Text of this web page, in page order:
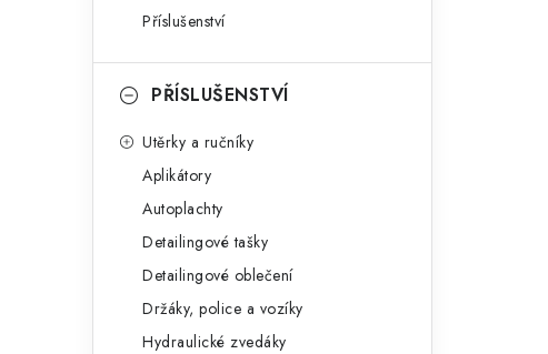
Příslušenství
PŘÍSLUŠENSTVÍ
Utěrky a ručníky
Aplikátory
Autoplachty
Detailingové tašky
Detailingové oblečení
Držáky, police a vozíky
Hydraulické zvedáky